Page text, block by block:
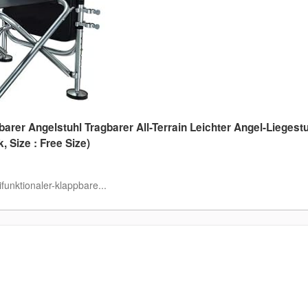
Angelstuhl Tragbarer All-Terrain Leichter Angel-
Size : Free Size)
klappbare...